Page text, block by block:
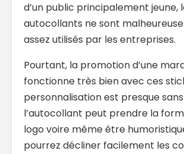
d’un public principalement jeune,
autocollants ne sont
assez utilisés par les entreprises.
Pourtant, la promotion d’une
fonctionne très bien avec ces
personnalisation est presque
l’autocollant peut prendre la
logo voire même être
pourrez décliner facilement les